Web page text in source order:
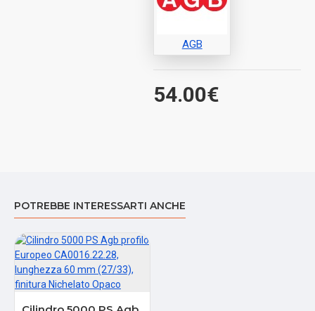
54.00€
AGB
POTREBBE INTERESSARTI ANCHE